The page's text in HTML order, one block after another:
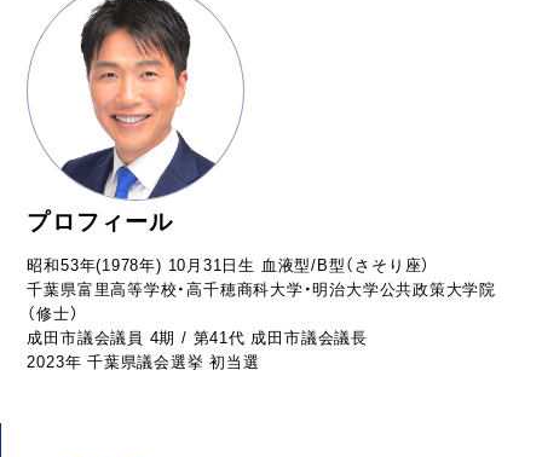
プロフィール
昭和53年(1978年) 10月31日生 血液型/B型（さそり座）
千葉県富里高等学校・高千穂商科大学・明治大学公共政策大学院
（修士）
成田市議会議員 4期 / 第41代 成田市議会議長
2023年 千葉県議会選挙 初当選